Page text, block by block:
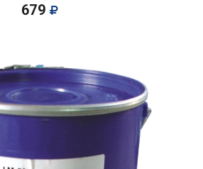
679